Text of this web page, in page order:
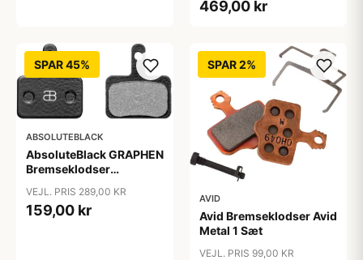
469,00 kr
SPAR 45%
ABSOLUTEBLACK
AbsoluteBlack GRAPHEN
Bremseklodser
VEJL. PRIS 289,00 KR
159,00 kr
SPAR 2%
AVID
Avid Bremseklodser Avid
Metal 1 Sæt
VEJL. PRIS 99,00 KR